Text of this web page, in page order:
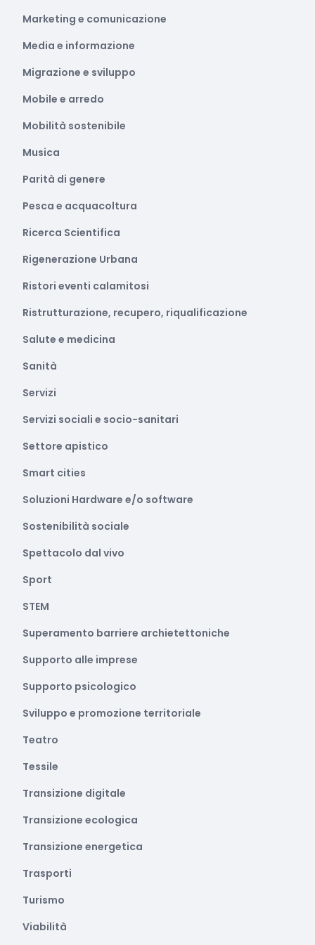
Marketing e comunicazione
Media e informazione
Migrazione e sviluppo
Mobile e arredo
Mobilità sostenibile
Musica
Parità di genere
Pesca e acquacoltura
Ricerca Scientifica
Rigenerazione Urbana
Ristori eventi calamitosi
Ristrutturazione, recupero, riqualificazione
Salute e medicina
Sanità
Servizi
Servizi sociali e socio-sanitari
Settore apistico
Smart cities
Soluzioni Hardware e/o software
Sostenibilità sociale
Spettacolo dal vivo
Sport
STEM
Superamento barriere archietettoniche
Supporto alle imprese
Supporto psicologico
Sviluppo e promozione territoriale
Teatro
Tessile
Transizione digitale
Transizione ecologica
Transizione energetica
Trasporti
Turismo
Viabilità